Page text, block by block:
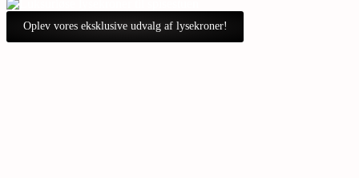
Oplev vores eksklusive udvalg af lysekroner!